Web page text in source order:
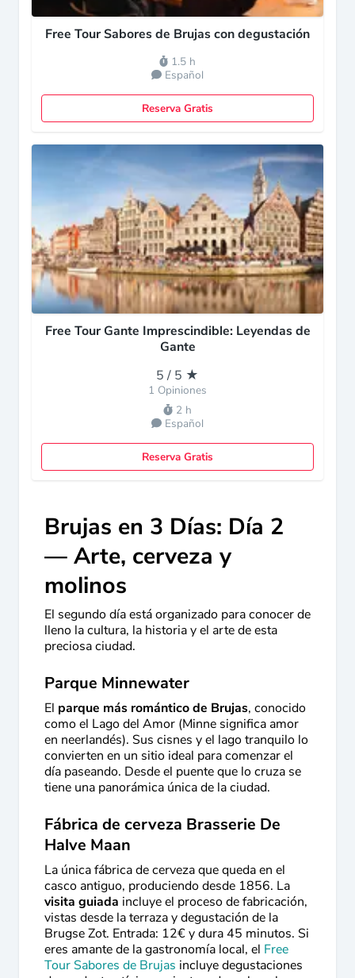
Free Tour Sabores de Brujas con degustación
1.5 h
Español
Reserva Gratis
Free Tour Gante Imprescindible: Leyendas de
Gante
5 / 5 ★
1 Opiniones
2 h
Español
Reserva Gratis
Brujas en 3 Días: Día 2
— Arte, cerveza y
molinos
El segundo día está organizado para conocer de
lleno la cultura, la historia y el arte de esta
preciosa ciudad.
Parque Minnewater
El parque más romántico de Brujas, conocido
como el Lago del Amor (Minne significa amor
en neerlandés). Sus cisnes y el lago tranquilo lo
convierten en un sitio ideal para comenzar el
día paseando. Desde el puente que lo cruza se
tiene una panorámica única de la ciudad.
Fábrica de cerveza Brasserie De
Halve Maan
La única fábrica de cerveza que queda en el
casco antiguo, produciendo desde 1856. La
visita guiada incluye el proceso de fabricación,
vistas desde la terraza y degustación de la
Brugse Zot. Entrada: 12€ y dura 45 minutos. Si
eres amante de la gastronomía local, el Free
Tour Sabores de Brujas incluye degustaciones